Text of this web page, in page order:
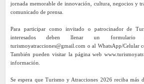
jornada memorable de innovación, cultura, negocios y
comunicado de prensa.
Para participar como invitado o patrocinador de
interesados deben llenar un
turismoyatracciones@gmail.com o al WhatsApp/Celular
También pueden visitar la página web
información.
Se espera que Turismo y Atracciones 2026 reciba más